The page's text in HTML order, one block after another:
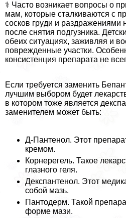
‍⚕️ Часто возникает вопросы о
мам, которые сталкиваются с
сосков гpyди и раздражениями
после снятия подгузника.
обеих ситуациях, заживляя и
поврежденные участки.
консистенция препарата не
Если требуется заменить
лучшим выбором будет
в котором тоже является
заменителем может быть:
Д-Пантенол. Этот
кремом.
Корнерегель. Такое
глазного геля.
Декспантенол. Этот
собой мазь.
Пантодерм. Такой
форме мази.